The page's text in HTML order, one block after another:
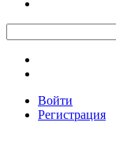
Войти
Регистрация